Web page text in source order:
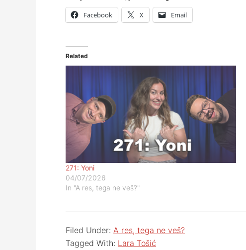
Facebook X Email
Related
271: Yoni
04/07/2026
In "A res, tega ne veš?"
Filed Under: A res, tega ne veš?
Tagged With: Lara Tošić